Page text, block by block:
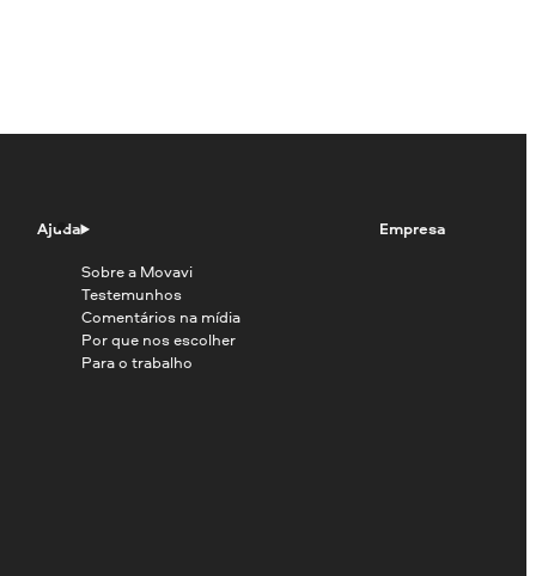
Ajuda
Empresa
Sobre a Movavi
Testemunhos
Comentários na mídia
Por que nos escolher
Para o trabalho